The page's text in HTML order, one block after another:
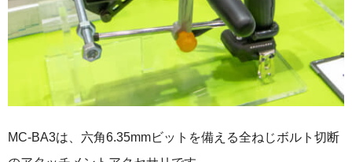
MC-BA3は、六角6.35mmビットを備える全ねじボルト切断